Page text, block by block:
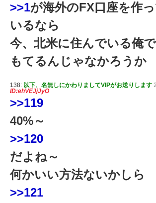
>>1が海外のFX口座を作
いるなら
今、北米に住んでいる俺
もてるんじゃなかろうか
138: 以下、名無しにかわりましてVIPがお送りします
ID:ehVEJjJyO
>>119
40%～
>>120
だよね～
何かいい方法ないかしら
>>121